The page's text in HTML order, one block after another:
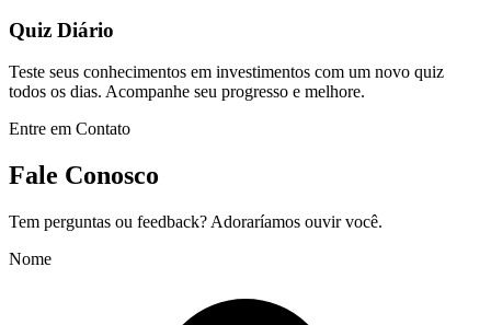
Quiz Diário
Teste seus conhecimentos em investimentos com um novo quiz
todos os dias. Acompanhe seu progresso e melhore.
Entre em Contato
Fale Conosco
Tem perguntas ou feedback? Adoraríamos ouvir você.
Nome